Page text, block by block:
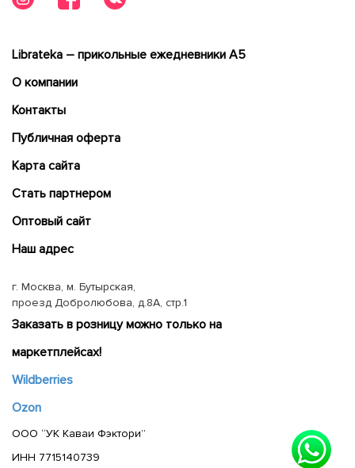
Librateka – прикольные ежедневники А5
О компании
Контакты
Публичная оферта
Карта сайта
Cтать партнером
Оптовый сайт
Наш адрес
г. Москва, м. Бутырская,
проезд Добролюбова, д.8А, стр.1
Заказать в розницу можно только на
маркетплейсах!
Wildberries
Ozon
ООО “УК Каваи Фэктори”
ИНН 7715140739